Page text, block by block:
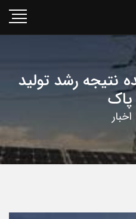
نتیجه رشد تولید
اخبار